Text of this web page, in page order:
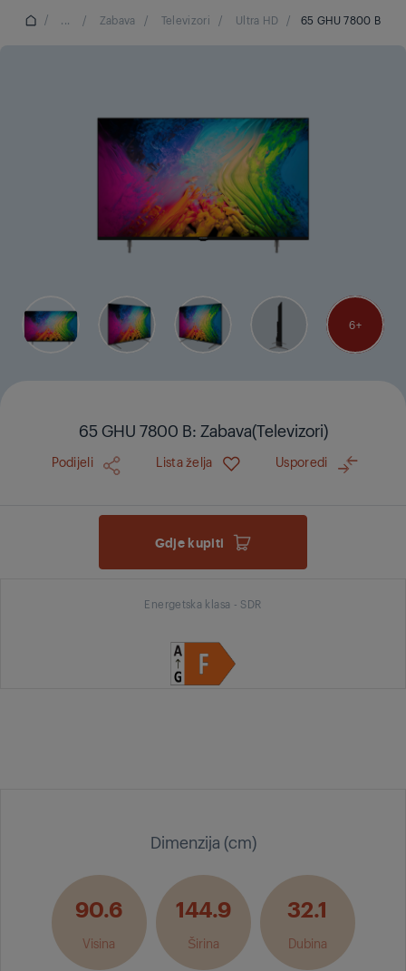
/ ... / Zabava / Televizori / Ultra HD / 65 GHU 7800 B
6
65 GHU 7800 B: Zabava(Televizori)
Podijeli Lista želja Usporedi
Gdje kupiti
Energetska klasa - SDR
Dimenzija (cm)
90.6
Visina
144.9
Širina
32.1
Dubina